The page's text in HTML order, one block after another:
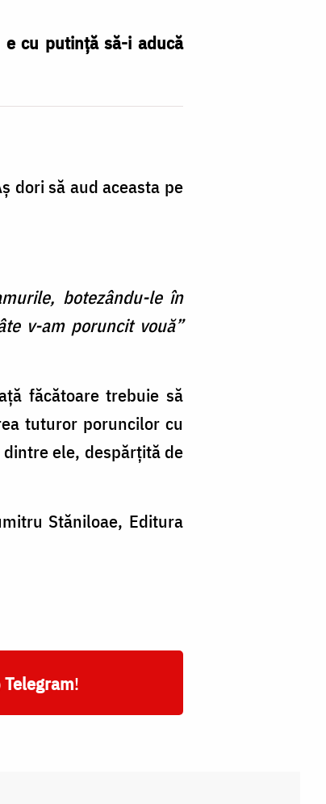
cu putință să-i aducă
dori să aud aceasta pe
botezându-le în
v-am poruncit vouă”
făcătoare trebuie să
tuturor poruncilor cu
ele, despărțită de
Stăniloae, Editura
Telegram!